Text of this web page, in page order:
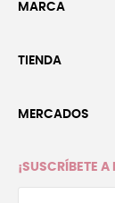
MARCA
TIENDA
MERCADOS
¡SUSCRÍBETE